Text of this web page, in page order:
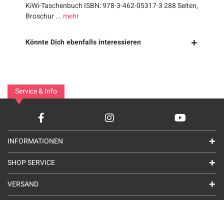
KiWi-Taschenbuch ISBN: 978-3-462-05317-3 288 Seiten,
Broschur ... mehr
Könnte Dich ebenfalls interessieren
Service & Info
INFORMATIONEN
SHOP SERVICE
VERSAND